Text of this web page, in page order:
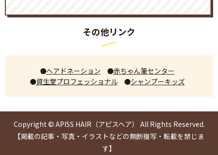
その他リンク
ヘアドネーション
赤ちゃん筆センター
資生堂プロフェッショナル
シャンプーキッズ
Copyright © APISS HAIR（アピスヘア） All Rights Reserved.
【掲載の記事・写真・イラストなどの無断複写・転載を禁じま
す】